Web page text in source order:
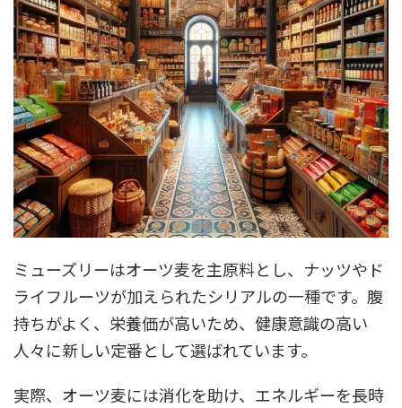
ミューズリーはオーツ麦を主原料とし、ナッツやド
ライフルーツが加えられたシリアルの一種です。腹
持ちがよく、栄養価が高いため、健康意識の高い
人々に新しい定番として選ばれています。
実際、オーツ麦には消化を助け、エネルギーを長時